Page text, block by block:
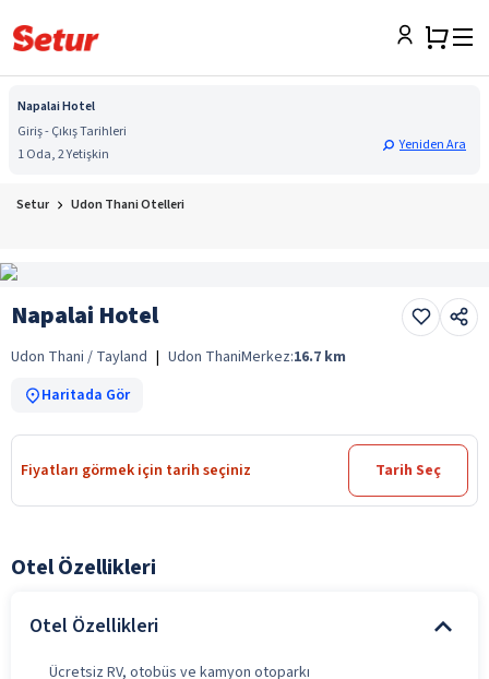
Napalai Hotel
Giriş - Çıkış Tarihleri
1 Oda, 2 Yetişkin
Yeniden Ara
Setur Udon Thani Otelleri
Napalai Hotel
Udon Thani / Tayland | Udon ThaniMerkez:16.7 km
Haritada Gör
Fiyatları görmek için tarih seçiniz Tarih Seç
Otel Özellikleri
Otel Özellikleri
Ücretsiz RV, otobüs ve kamyon otoparkı